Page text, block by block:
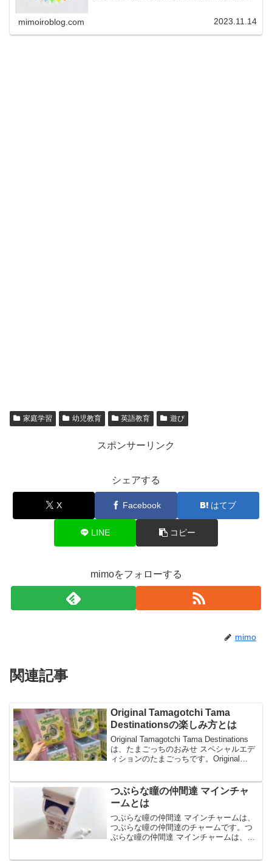
mimoiroblog.com 2023.11.14
家庭学習 幼児教育 英語教育 遊び
スポンサーリンク
シェアする
X Facebook はてブ
LINE コピー
mimoをフォローする
mimo
関連記事
Original Tamagotchi Tama
Destinationsの楽しみ方とは
Original Tamagotchi Tama Destinations
は、たまごっちのおみせ スペシャルエデ
ィションのたまごっちです。Original
つぶらな瞳の仲間達 マインチャ
ームとは
つぶらな瞳の仲間達 マインチャームは、
つぶらな瞳の仲間達のチャームです。つ
ぶらな瞳の仲間達 マインチャームは、使